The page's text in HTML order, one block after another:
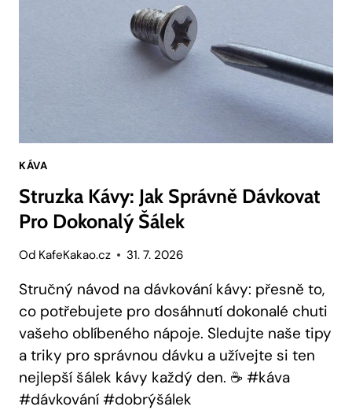
POCHOUTKU!
KÁVA
Struzka Kávy: Jak Správně Dávkovat
Pro Dokonalý Šálek
Od KafeKakao.cz 31. 7. 2026
Stručný návod na dávkování kávy: přesně to,
co potřebujete pro dosáhnutí dokonalé chuti
vašeho oblíbeného nápoje. Sledujte naše tipy
a triky pro správnou dávku a užívejte si ten
nejlepší šálek kávy každý den. ☕️ #káva
#dávkování #dobrýšálek